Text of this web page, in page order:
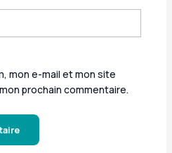
mon e-mail et mon site
prochain commentaire.